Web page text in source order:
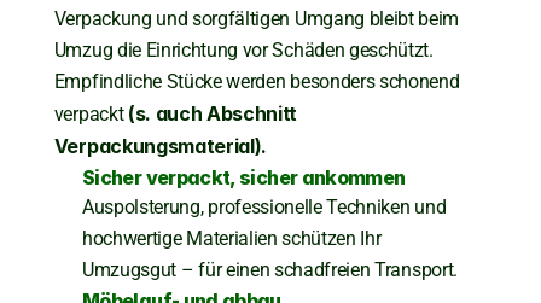
Verpackung und sorgfältigen Umgang bleibt beim
Umzug die Einrichtung vor Schäden geschützt.
Empfindliche Stücke werden besonders schonend
verpackt
Verpackungsmaterial).
Sicher verpackt, sicher ankommen
Auspolsterung, professionelle Techniken und
hochwertige Materialien schützen Ihr
Umzugsgut – für einen schadfreien Transport.